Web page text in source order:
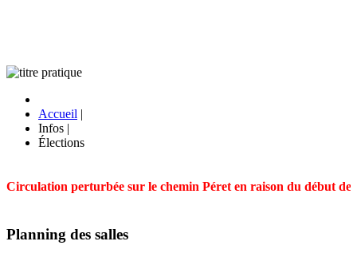
Accueil |
Infos |
Élections
Circulation perturbée sur le chemin Péret en raison du début
Planning des salles